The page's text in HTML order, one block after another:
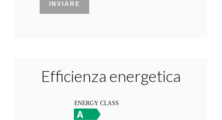
INVIARE
Efficienza energetica